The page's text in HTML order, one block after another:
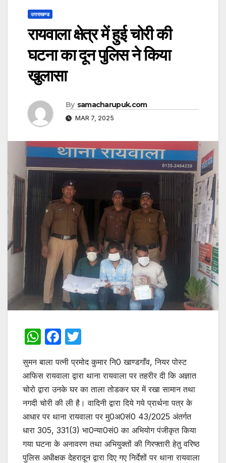
उत्तराखण्ड
रायवाला क्षेत्र में हुई चोरी की
घटना का दून पुलिस ने किया
खुलासा
By samacharupuk.com
MAR 7, 2025
W
at
s
A
p
p
F
c
e
b
o
o
k
w
itt
er
सुमन बाला पत्नी प्रमोद कुमार नि0 खाण्डगाँव, नियर पोस्ट
आफिस रायवाला द्वारा थाना रायवाला पर तहरीर दी कि अज्ञात
चोरो द्वारा उनके घर का ताला तोडकर घर में रखा सामान तथा
नगदी चोरी की ली है। वादिनी द्वारा दिये गये प्रार्थना पत्र के
आधार पर थाना रायवाला पर मु0अ0सं0 43/2025 अंतर्गत
धारा 305, 331(3) भा0न्या0सं0 का अभियोग पंजीकृत किया
गया घटना के अनावरण तथा अभियुक्तों की गिरफ्तारी हेतु वरिष्ठ
पुलिस अधीक्षक देहरादून द्वारा दिए गए निर्देशों पर थाना रायवाला